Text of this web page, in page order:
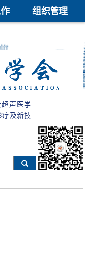
组织管理
信息公开
声医学
及新技